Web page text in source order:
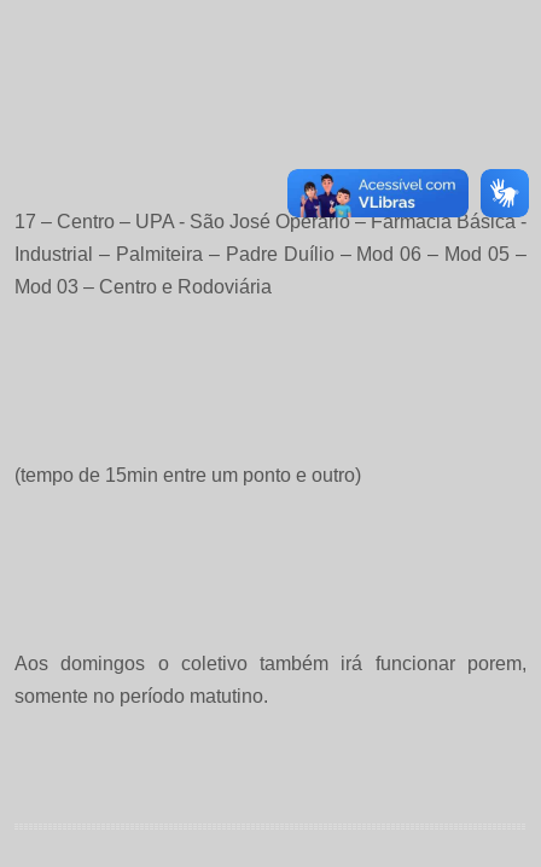
17 – Centro – UPA - São José Operário – Farmácia Básica -
Industrial – Palmiteira – Padre Duílio – Mod 06 – Mod 05 –
Mod 03 – Centro e Rodoviária
(tempo de 15min entre um ponto e outro)
Aos domingos o coletivo também irá funcionar porem,
somente no período matutino.